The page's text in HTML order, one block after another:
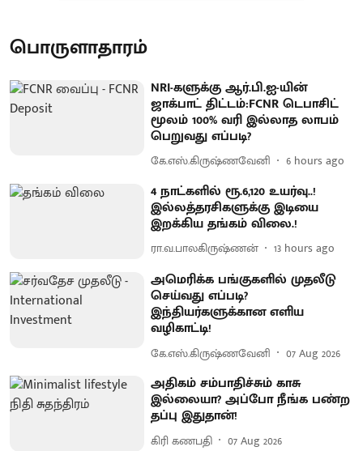
பொருளாதாரம்
NRI-களுக்கு ஆர்.பி.ஐ-யின்
ஜாக்பாட் திட்டம்:FCNR டெபாசிட்
மூலம் 100% வரி இல்லாத லாபம்
பெறுவது எப்படி?
கே.எஸ்.கிருஷ்ணவேனி 6 hours ago
4 நாட்களில் ரூ.6,120 உயர்வு..!
இல்லத்தரசிகளுக்கு இடியை
இறக்கிய தங்கம் விலை.!
ரா.வ.பாலகிருஷ்ணன் 13 hours ago
அமெரிக்க பங்குகளில் முதலீடு
செய்வது எப்படி?
இந்தியர்களுக்கான எளிய
வழிகாட்டி!
கே.எஸ்.கிருஷ்ணவேனி 07 Aug 2026
அதிகம் சம்பாதிச்சும் காசு
இல்லையா? அப்போ நீங்க பண்ற
தப்பு இதுதான்!
கிரி கணபதி 07 Aug 2026